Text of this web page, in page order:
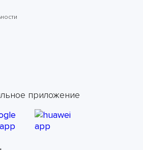
приложение